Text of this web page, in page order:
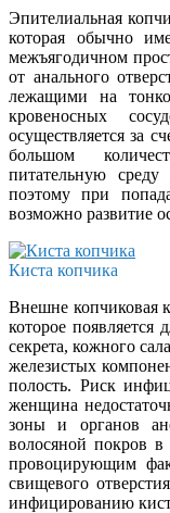
Эпителиальная
которая обычно
межъягодичном
от анального
лежащими на
кровеносных
осуществляется за
большом
питательную среду
поэтому при
возможно развитие
Киста копчика
Внешне копчиковая
которое появляется
секрета, кожного
железистых
полость. Риск
женщина
зоны и органов
волосяной покров в
провоцирующим
свищевого
инфицированию